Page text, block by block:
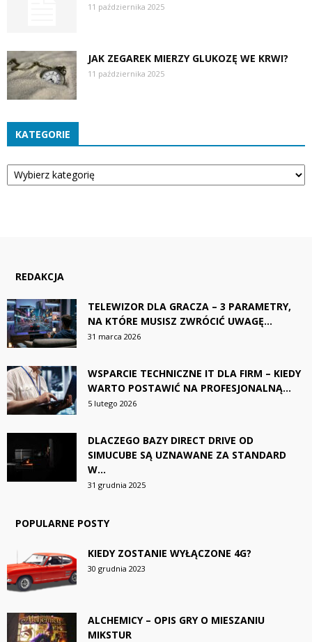
11 października 2025
JAK ZEGAREK MIERZY GLUKOZĘ WE KRWI?
11 października 2025
KATEGORIE
Kategorie
REDAKCJA
TELEWIZOR DLA GRACZA – 3 PARAMETRY,
NA KTÓRE MUSISZ ZWRÓCIĆ UWAGĘ...
31 marca 2026
WSPARCIE TECHNICZNE IT DLA FIRM – KIEDY
WARTO POSTAWIĆ NA PROFESJONALNĄ...
5 lutego 2026
DLACZEGO BAZY DIRECT DRIVE OD
SIMUCUBE SĄ UZNAWANE ZA STANDARD
W...
31 grudnia 2025
POPULARNE POSTY
KIEDY ZOSTANIE WYŁĄCZONE 4G?
30 grudnia 2023
ALCHEMICY – OPIS GRY O MIESZANIU
MIKSTUR